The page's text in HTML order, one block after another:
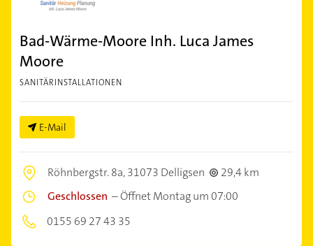
Bad-Wärme-Moore Inh. Luca James
Moore
SANITÄRINSTALLATIONEN
E-Mail
Röhnbergstr. 8a,31073 Delligsen
29,4 km
Geschlossen –Öffnet Montag um 07:00
0155 69 27 43 35